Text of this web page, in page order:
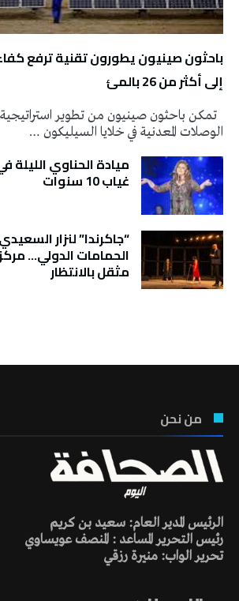
باحثون صينيون يطورون تقنية ترفع
إلى أكثر من 26 بالمئ
تمكن باحثون صينيون من تطوير
الوصلات المعدنية في خلايا السيليكون …
ميادة الحناوي
غياب 10 سنوات
“جاكرندا” لنزار
الحمامات الدولي…
مثقل بالانتظار
من نحن
الرئيس المدير العام: سعيد بن كريم
رئيس التحرير المساعد : المنصف عويساوي
تحرير الواب: منيرة رزقي